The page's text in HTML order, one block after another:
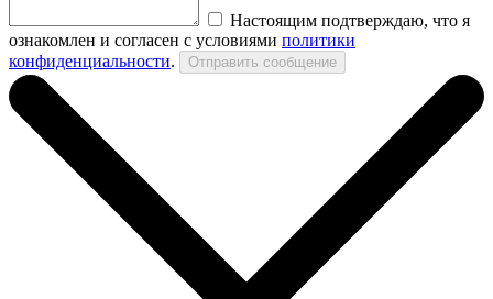
Настоящим подтверждаю, что я
ознакомлен и согласен с условиями политики
конфиденциальности.